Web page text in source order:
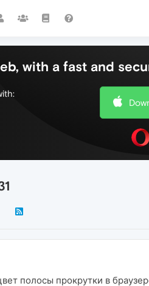
with a fast and
полосы прокрутки в